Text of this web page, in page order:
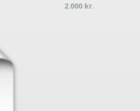
2.000 kr.